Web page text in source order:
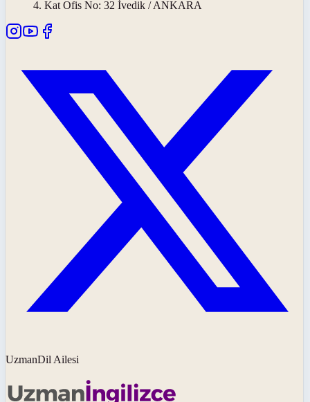
4. Kat Ofis No: 32 İvedik / ANKARA
UzmanDil Ailesi